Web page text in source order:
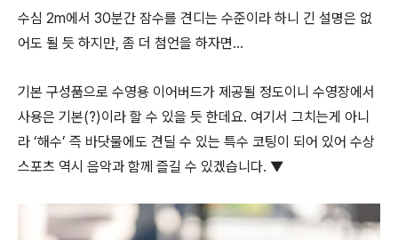
수심 2m에서 30분간 잠수를 견디는 수준이라 하니 긴 설명은 없
어도 될 듯 하지만, 좀 더 첨언을 하자면…
기본 구성품으로 수영용 이어버드가 제공될 정도이니 수영장에서
사용은 기본(?)이라 할 수 있을 듯 한데요. 여기서 그치는게 아니
라 ‘해수’ 즉 바닷물에도 견딜 수 있는 특수 코팅이 되어 있어 수상
스포츠 역시 음악과 함께 즐길 수 있겠습니다. ▼